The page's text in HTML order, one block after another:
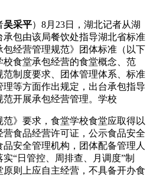
吴采平）8月23日，湖北记者从湖
包由该局餐饮处指导湖北省标准
经营管理规范》团体标准（以下
校食堂承包经营的食堂概念、范
制度要求、团体管理体系、标准
等方面作出规定，出台承包指导
开展承包经营管理。学校
范》要求，食堂学校食堂应取得以
食品经营许可证，公示食品安全
安全管理机构，团体配备管理人
“日管控、周排查、月调度”制
则上应自主经营，不具备开办食